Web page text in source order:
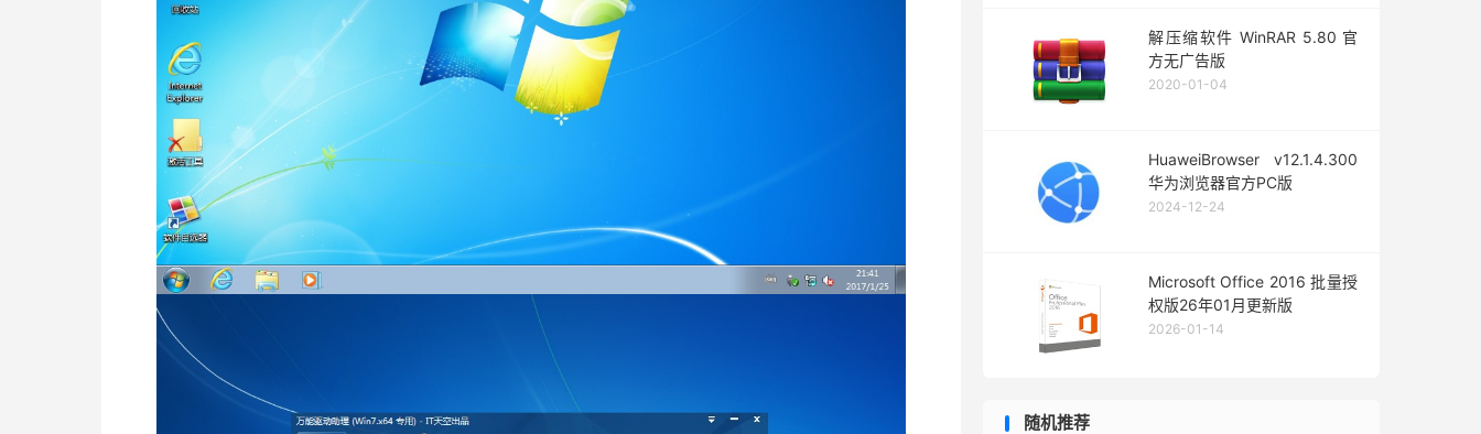
解压缩软件 WinRAR 5.80 官
方无广告版
2020-01-04
HuaweiBrowser v12.1.4.300
华为浏览器官方PC版
2024-12-24
Microsoft Office 2016 批量授
权版26年01月更新版
2026-01-14
随机推荐